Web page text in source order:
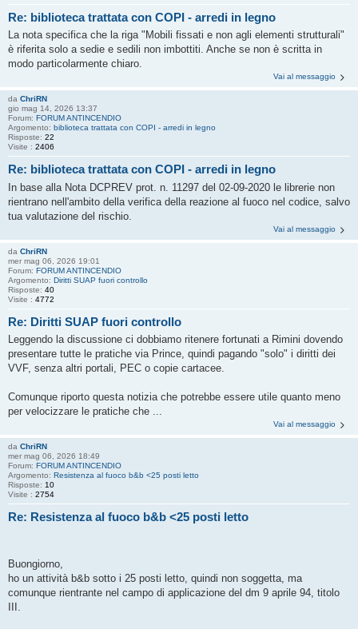
Re: biblioteca trattata con COPI - arredi in legno
La nota specifica che la riga "Mobili fissati e non agli elementi strutturali"
è riferita solo a sedie e sedili non imbottiti. Anche se non è scritta in
modo particolarmente chiaro.
Vai al messaggio
da ChriRN
gio mag 14, 2026 13:37
Forum: FORUM ANTINCENDIO
Argomento: biblioteca trattata con COPI - arredi in legno
Risposte: 22
Visite : 2406
Re: biblioteca trattata con COPI - arredi in legno
In base alla Nota DCPREV prot. n. 11297 del 02-09-2020 le librerie non
rientrano nell'ambito della verifica della reazione al fuoco nel codice, salvo
tua valutazione del rischio.
Vai al messaggio
da ChriRN
mer mag 06, 2026 19:01
Forum: FORUM ANTINCENDIO
Argomento: Diritti SUAP fuori controllo
Risposte: 40
Visite : 4772
Re: Diritti SUAP fuori controllo
Leggendo la discussione ci dobbiamo ritenere fortunati a Rimini dovendo
presentare tutte le pratiche via Prince, quindi pagando "solo" i diritti dei
VVF, senza altri portali, PEC o copie cartacee.
Comunque riporto questa notizia che potrebbe essere utile quanto meno
per velocizzare le pratiche che ...
Vai al messaggio
da ChriRN
mer mag 06, 2026 18:49
Forum: FORUM ANTINCENDIO
Argomento: Resistenza al fuoco b&b <25 posti letto
Risposte: 10
Visite : 2754
Re: Resistenza al fuoco b&b <25 posti letto
Buongiorno,
ho un attività b&b sotto i 25 posti letto, quindi non soggetta, ma
comunque rientrante nel campo di applicazione del dm 9 aprile 94, titolo
III.